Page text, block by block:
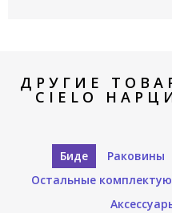
ДРУГИЕ
CIELO
Биде Раковины
Остальные